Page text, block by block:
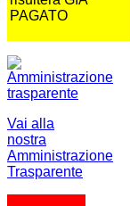
PAGATO
Vai alla
nostra
Amministrazione
Trasparente